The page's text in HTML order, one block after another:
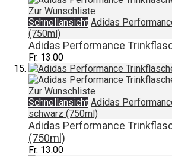
Zur Wunschliste
Schnellansicht Adidas
(750ml)
Adidas Performance
Fr. 13.00
Zur Wunschliste
Schnellansicht Adidas
schwarz (750ml)
Adidas Performance
(750ml)
Fr. 13.00